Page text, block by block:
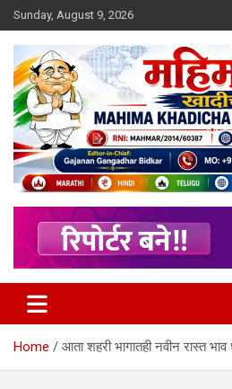
Skip
to
content
Sunday, August 9, 2026
Mahimakhadicha
Home आता शहरी भागातही नवीन रास्त